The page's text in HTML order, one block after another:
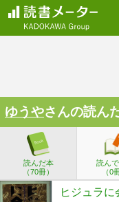
ゆうやさんの読ん
読んだ本
（70冊）
読ん
（0
ヒジュラ